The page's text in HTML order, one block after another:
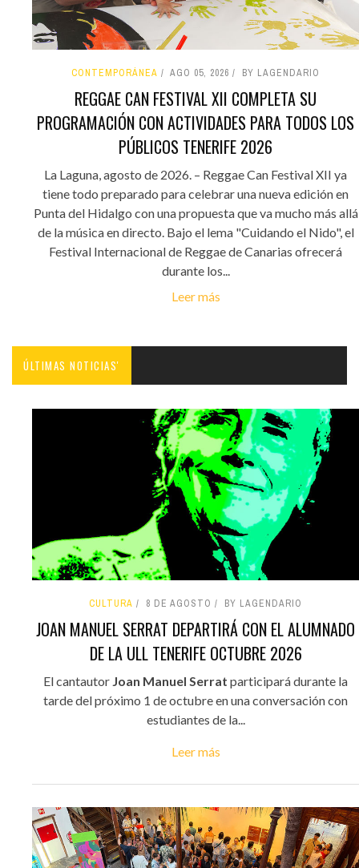
CONTEMPORÁNEA AGO 05, 2026 BY LAGENDARIO
REGGAE CAN FESTIVAL XII COMPLETA SU
PROGRAMACIÓN CON ACTIVIDADES PARA TODOS LOS
PÚBLICOS TENERIFE 2026
La Laguna, agosto de 2026. – Reggae Can Festival XII ya
tiene todo preparado para celebrar una nueva edición en
Punta del Hidalgo con una propuesta que va mucho más allá
de la música en directo. Bajo el lema "Cuidando el Nido", el
Festival Internacional de Reggae de Canarias ofrecerá
durante los...
Leer más
ÚLTIMAS NOTICIAS'
CULTURA 8 DE AGOSTO BY LAGENDARIO
JOAN MANUEL SERRAT DEPARTIRÁ CON EL ALUMNADO
DE LA ULL TENERIFE OCTUBRE 2026
El cantautor Joan Manuel Serrat participará durante la
tarde del próximo 1 de octubre en una conversación con
estudiantes de la...
Leer más